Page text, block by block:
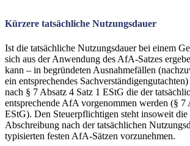
Kürzere tatsächliche Nutzungsdauer
Ist die tatsächliche Nutzungsdauer bei einem
sich aus der Anwendung des AfA-Satzes
kann – in begründeten Ausnahmefällen
ein entsprechendes
nach § 7 Absatz 4 Satz 1 EStG die der
entsprechende AfA vorgenommen werden (§ 7
EStG). Den Steuerpflichtigen steht insoweit
Abschreibung nach der tatsächlichen
typisierten festen AfA-Sätzen vorzunehmen.